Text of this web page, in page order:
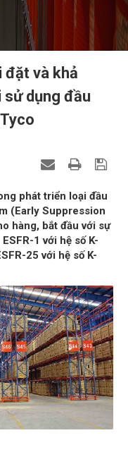
đặt và khả
sử dụng đầu
phát triển loại đầu
(Early Suppression
hàng, bắt đầu với sự
1 với hệ số K-
25 với hệ số K-